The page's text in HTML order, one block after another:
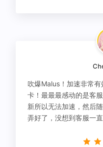
吹爆Malus！加速非常
卡！最最最感动的是客
新所以无法加速，然后
弄好了，没想到客服一